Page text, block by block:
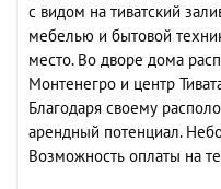
с видом на тиватский
мебелью и бытовой
место. Во дворе дома
Монтенегро и центр
Благодаря своему
арендный потенциал.
Возможность оплаты на